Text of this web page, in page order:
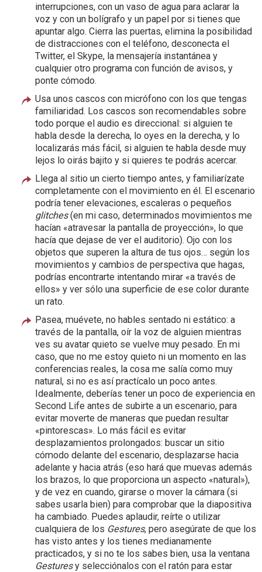
interrupciones, con un vaso de agua para aclarar la
voz y con un bolígrafo y un papel por si tienes que
apuntar algo. Cierra las puertas, elimina la posibilidad
de distracciones con el teléfono, desconecta el
Twitter, el Skype, la mensajería instantánea y
cualquier otro programa con función de avisos, y
ponte cómodo.
Usa unos cascos con micrófono con los que tengas
familiaridad. Los cascos son recomendables sobre
todo porque el audio es direccional: si alguien te
habla desde la derecha, lo oyes en la derecha, y lo
localizarás más fácil, si alguien te habla desde muy
lejos lo oirás bajito y si quieres te podrás acercar.
Llega al sitio un cierto tiempo antes, y familiarízate
completamente con el movimiento en él. El escenario
podría tener elevaciones, escaleras o pequeños
glitches(en mi caso, determinados movimientos me
hacían «atravesar la pantalla de proyección», lo que
hacía que dejase de ver el auditorio). Ojo con los
objetos que superen la altura de tus ojos… según los
movimientos y cambios de perspectiva que hagas,
podrías encontrarte intentando mirar «a través de
ellos» y ver sólo una superficie de ese color durante
un rato.
Pasea, muévete, no hables sentado ni estático: a
través de la pantalla, oír la voz de alguien mientras
ves su avatar quieto se vuelve muy pesado. En mi
caso, que no me estoy quieto ni un momento en las
conferencias reales, la cosa me salía como muy
natural, si no es así practícalo un poco antes.
Idealmente, deberías tener un poco de experiencia en
Second Life antes de subirte a un escenario, para
evitar moverte de maneras que puedan resultar
«pintorescas». Lo más fácil es evitar
desplazamientos prolongados: buscar un sitio
cómodo delante del escenario, desplazarse hacia
adelante y hacia atrás (eso hará que muevas además
los brazos, lo que proporciona un aspecto «natural»),
y de vez en cuando, girarse o mover la cámara (si
sabes usarla bien) para comprobar que la diapositiva
ha cambiado. Puedes aplaudir, reírte o utilizar
cualquiera de los Gestures, pero asegúrate de que los
has visto antes y los tienes medianamente
practicados, y si no te los sabes bien, usa la ventana
Gesturesy selecciónalos con el ratón para estar